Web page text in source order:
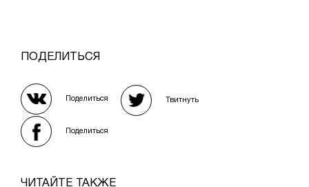
ПОДЕЛИТЬСЯ
Поделиться Твитнуть
Поделиться
ЧИТАЙТЕ ТАКЖЕ